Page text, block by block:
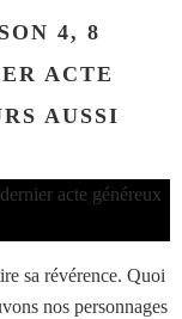
4, 8
ACTE
AUSSI
sa révérence. Quoi
nos personnages